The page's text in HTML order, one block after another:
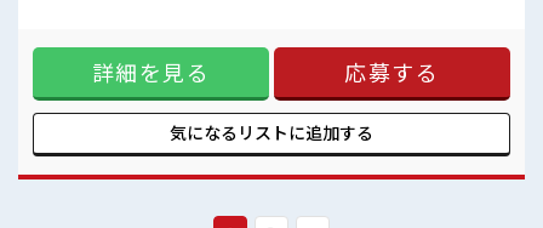
さらに動きやすい制服が無料☆
こからスキル・ステップUPしていきましょう↑↑《うれしい
高時給*》 高時給1500円！ さらに2交替勤務だから稼げる！
■職場の雰囲気 ◆20代・30代の方カツヤク中◆ 髪型・髪色自
由♪ 派手過ぎなければOKだから、 自分らしく好きに楽しめ
る♪ 休憩室・ロッカー・更衣室完備！ 荷物が多い方も安心で
すね！ さらに動きやすい制服が無料☆
詳細を見る 応募する
気になるリストに追加する